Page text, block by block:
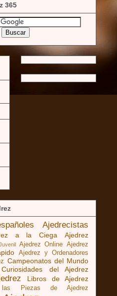
365
Ajedrecistas
a la Ciega
Ajedrez
Ajedrez Online Ajedrez
Ajedrez y Ordenadores
Campeonatos del Mundo
Curiosidades del Ajedrez
Libros de Ajedrez
las Piezas de Ajedrez